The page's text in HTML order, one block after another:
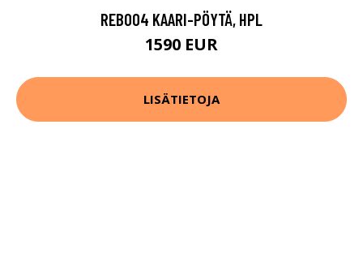
REB004 KAARI-PÖYTÄ, HPL
1590 EUR
LISÄTIETOJA